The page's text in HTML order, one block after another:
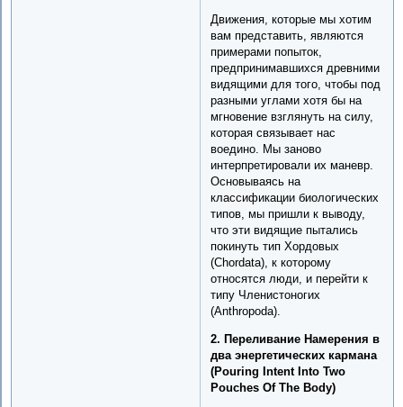
Движения, которые мы хотим
вам представить, являются
примерами попыток,
предпринимавшихся древними
видящими для того, чтобы под
разными углами хотя бы на
мгновение взглянуть на силу,
которая связывает нас
воедино. Мы заново
интерпретировали их маневр.
Основываясь на
классификации биологических
типов, мы пришли к выводу,
что эти видящие пытались
покинуть тип Хордовых
(Chordata), к которому
относятся люди, и перейти к
типу Членистоногих
(Anthropoda).
2. Переливание Намерения в
два энергетических кармана
(Pouring Intent Into Two
Pouches Of The Body)